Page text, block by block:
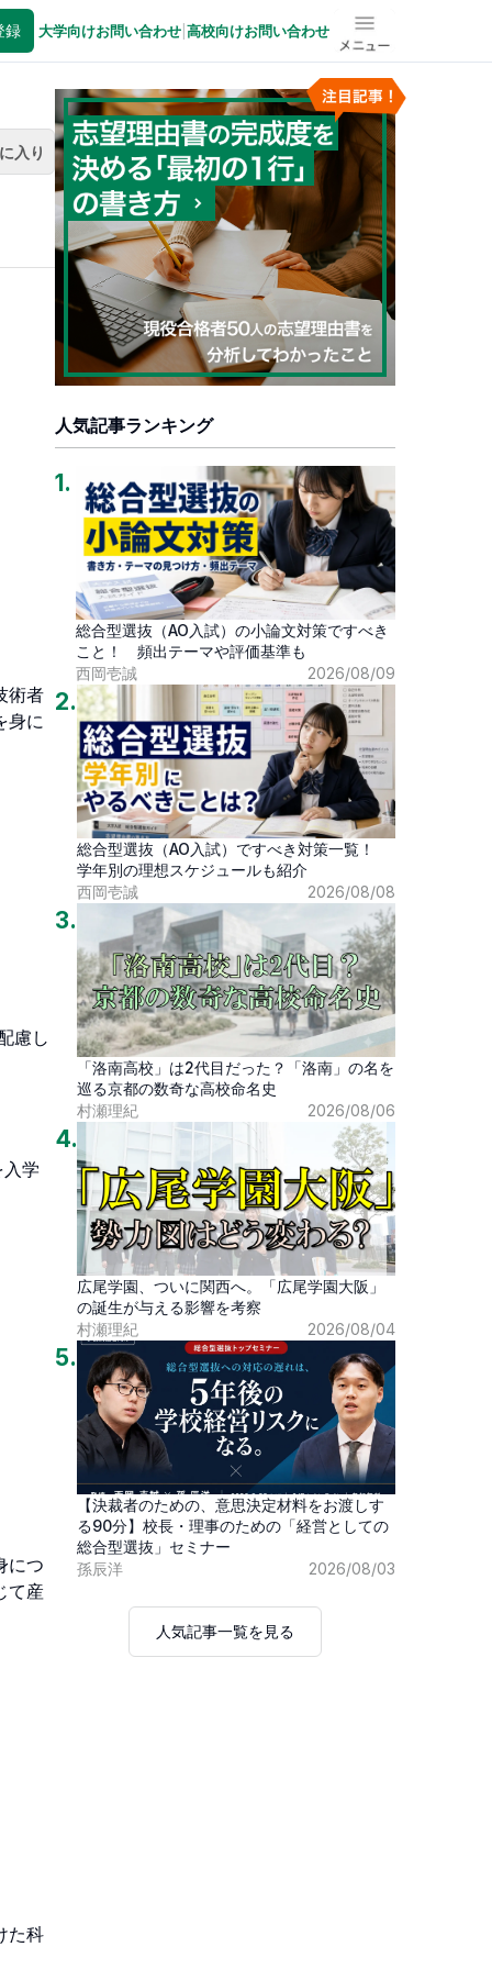
録 大学向けお問い合わせ 高校向けお問い合わせ メニュー
入り
術者
身に
慮し
学
につ
て産
た科
人気記事ランキング
1.
総合型選抜（AO入試）の小論文対策ですべき
こと！ 頻出テーマや評価基準も
西岡壱誠
2026/08/09
2.
総合型選抜（AO入試）ですべき対策一覧！
学年別の理想スケジュールも紹介
西岡壱誠
2026/08/08
3.
「洛南高校」は2代目だった？「洛南」の名を
巡る京都の数奇な高校命名史
村瀬理紀
2026/08/06
4.
広尾学園、ついに関西へ。「広尾学園大阪」
の誕生が与える影響を考察
村瀬理紀
2026/08/04
5.
【決裁者のための、意思決定材料をお渡しす
る90分】校長・理事のための「経営としての
総合型選抜」セミナー
孫辰洋
2026/08/03
人気記事一覧を見る